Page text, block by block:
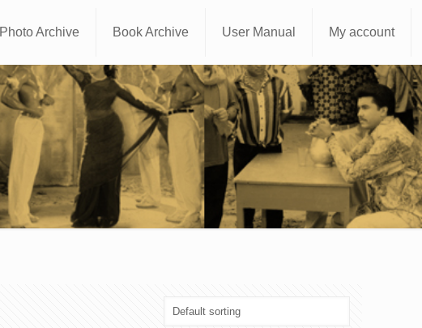
Photo Archive Book Archive User Manual My account